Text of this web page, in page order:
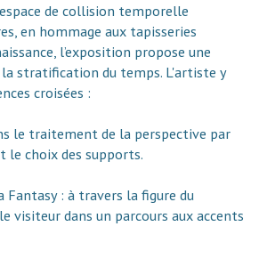
de collision temporelle
en hommage aux tapisseries
l’exposition propose une
la stratification du temps. L'artiste y
croisées :
le traitement de la perspective par
le choix des supports.
Fantasy : à travers la figure du
visiteur dans un parcours aux accents